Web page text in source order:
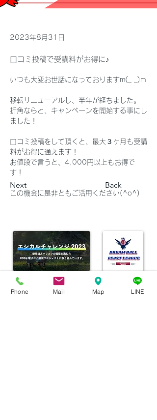
2023年8月31日
口コミ投稿で受講料がお得に♪
Next Back
いつも大変お世話になっておりますm(_ _)m
移転リニューアルし、半年が経ちました。
折角ならと、キャンペーンを開始する事にし
ました！
口コミ投稿をして頂くと、最大３ヶ月も受講
料がお得に通えます！
お値段で言うと、4,000円以上もお得で
す！
この機会に是非ともご活用ください(^o^)
Phone Mail Map LINE